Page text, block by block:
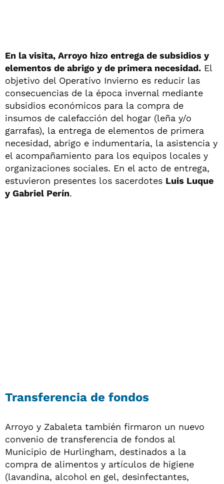
En la visita, Arroyo hizo entrega de subsidios y
elementos de abrigo y de primera necesidad. El
objetivo del Operativo Invierno es reducir las
consecuencias de la época invernal mediante
subsidios económicos para la compra de
insumos de calefacción del hogar (leña y/o
garrafas), la entrega de elementos de primera
necesidad, abrigo e indumentaria, la asistencia y
el acompañamiento para los equipos locales y
organizaciones sociales. En el acto de entrega,
estuvieron presentes los sacerdotes Luis Luque
y Gabriel Perín.
Transferencia de fondos
Arroyo y Zabaleta también firmaron un nuevo
convenio de transferencia de fondos al
Municipio de Hurlingham, destinados a la
compra de alimentos y artículos de higiene
(lavandina, alcohol en gel, desinfectantes,